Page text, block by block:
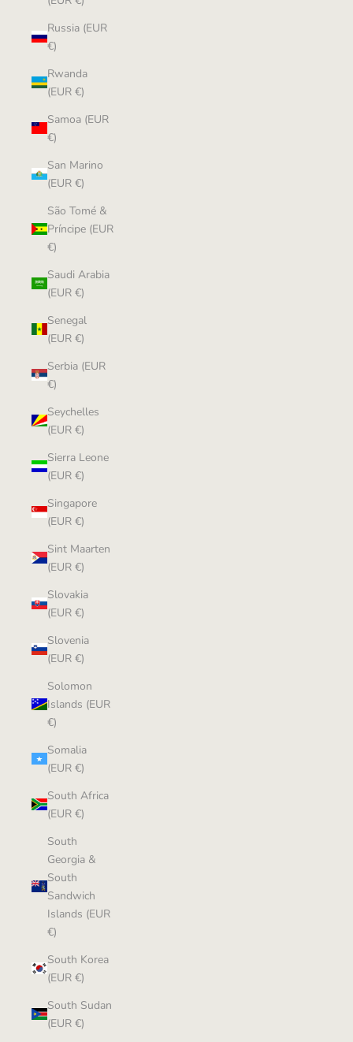
Russia (EUR
€)
Rwanda
(EUR €)
Samoa (EUR
€)
San Marino
(EUR €)
São Tomé &
Príncipe (EUR
€)
Saudi Arabia
(EUR €)
Senegal
(EUR €)
Serbia (EUR
€)
Seychelles
(EUR €)
Sierra Leone
(EUR €)
Singapore
(EUR €)
Sint Maarten
(EUR €)
Slovakia
(EUR €)
Slovenia
(EUR €)
Solomon
Islands (EUR
€)
Somalia
(EUR €)
South Africa
(EUR €)
South
Georgia &
South
Sandwich
Islands (EUR
€)
South Korea
(EUR €)
South Sudan
(EUR €)